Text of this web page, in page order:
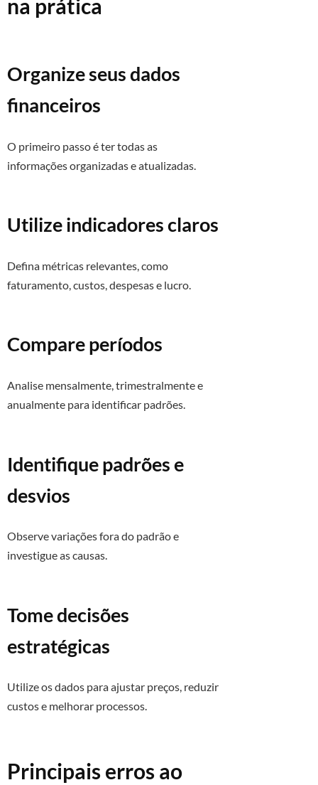
na prática
Organize seus dados
financeiros
O primeiro passo é ter todas as
informações organizadas e atualizadas.
Utilize indicadores claros
Defina métricas relevantes, como
faturamento, custos, despesas e lucro.
Compare períodos
Analise mensalmente, trimestralmente e
anualmente para identificar padrões.
Identifique padrões e
desvios
Observe variações fora do padrão e
investigue as causas.
Tome decisões
estratégicas
Utilize os dados para ajustar preços, reduzir
custos e melhorar processos.
Principais erros ao